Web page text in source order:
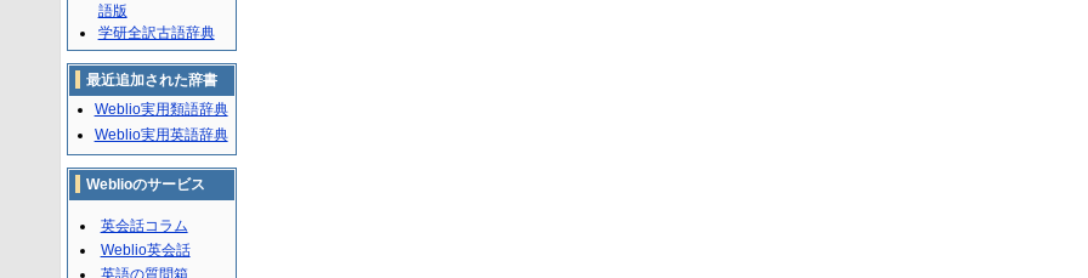
語版
学研全訳古語辞典
最近追加された辞書
Weblio実用類語辞典
Weblio実用英語辞典
Weblioのサービス
英会話コラム
Weblio英会話
英語の質問箱